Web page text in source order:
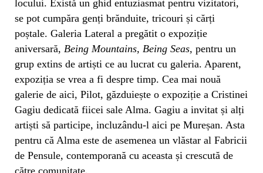
locului. Există un ghid entuziasmat pentru vizitatori,
se pot cumpăra genți brănduite, tricouri și cărți
poștale. Galeria Lateral a pregătit o expoziție
aniversară, Being Mountains, Being Seas, pentru un
grup extins de artiști ce au lucrat cu galeria. Aparent,
expoziția se vrea a fi despre timp. Cea mai nouă
galerie de aici, Pilot, găzduiește o expoziție a Cristinei
Gagiu dedicată fiicei sale Alma. Gagiu a invitat și alți
artiști să participe, incluzându-l aici pe Mureșan. Asta
pentru că Alma este de asemenea un vlăstar al Fabricii
de Pensule, contemporană cu aceasta și crescută de
către comunitate.